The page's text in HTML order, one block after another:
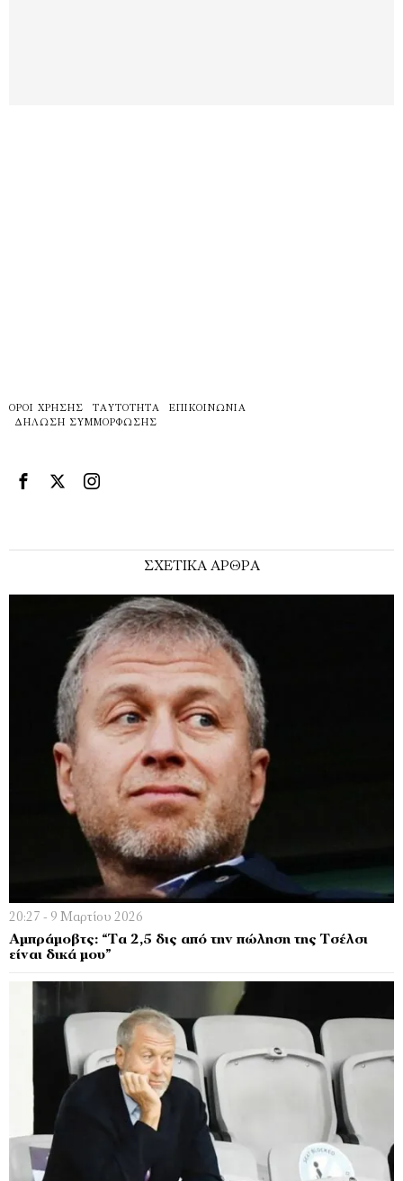
ΌΡΟΙ ΧΡΉΣΗΣ ΤΑΥΤΌΤΗΤΑ
ΕΠΙΚΟΙΝΩΝΊΑ
ΔΉΛΩΣΗ ΣΥΜΜΌΡΦΩΣΗΣ
ΣΧΕΤΙΚΑ ΑΡΘΡΑ
20:27 - 9 Μαρτίου 2026
Αμπράμοβτς: “Τα 2,5 δις από την πώληση της Τσέλσι
είναι δικά μου”